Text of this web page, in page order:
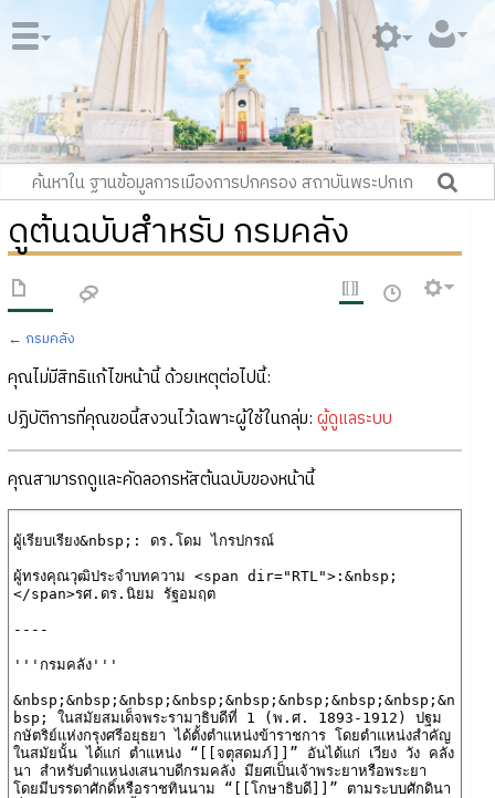
ดูต้นฉบับสำหรับ กรมคลัง
← กรมคลัง
คุณไม่มีสิทธิแก้ไขหน้านี้ ด้วยเหตุต่อไปนี้:
ปฏิบัติการที่คุณขอนี้สงวนไว้เฉพาะผู้ใช้ในกลุ่ม: ผู้ดูแลระบบ
คุณสามารถดูและคัดลอกรหัสต้นฉบับของหน้านี้